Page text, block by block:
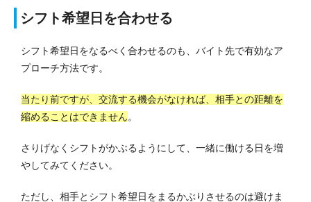
シフト希望日を合わせる
シフト希望日をなるべく合わせるのも、バイト先で有効なア
プローチ方法です。
当たり前ですが、交流する機会がなければ、相手との距離を
縮めることはできません。
さりげなくシフトがかぶるようにして、一緒に働ける日を増
やしてみてください。
ただし、相手とシフト希望日をまるかぶりさせるのは避けま